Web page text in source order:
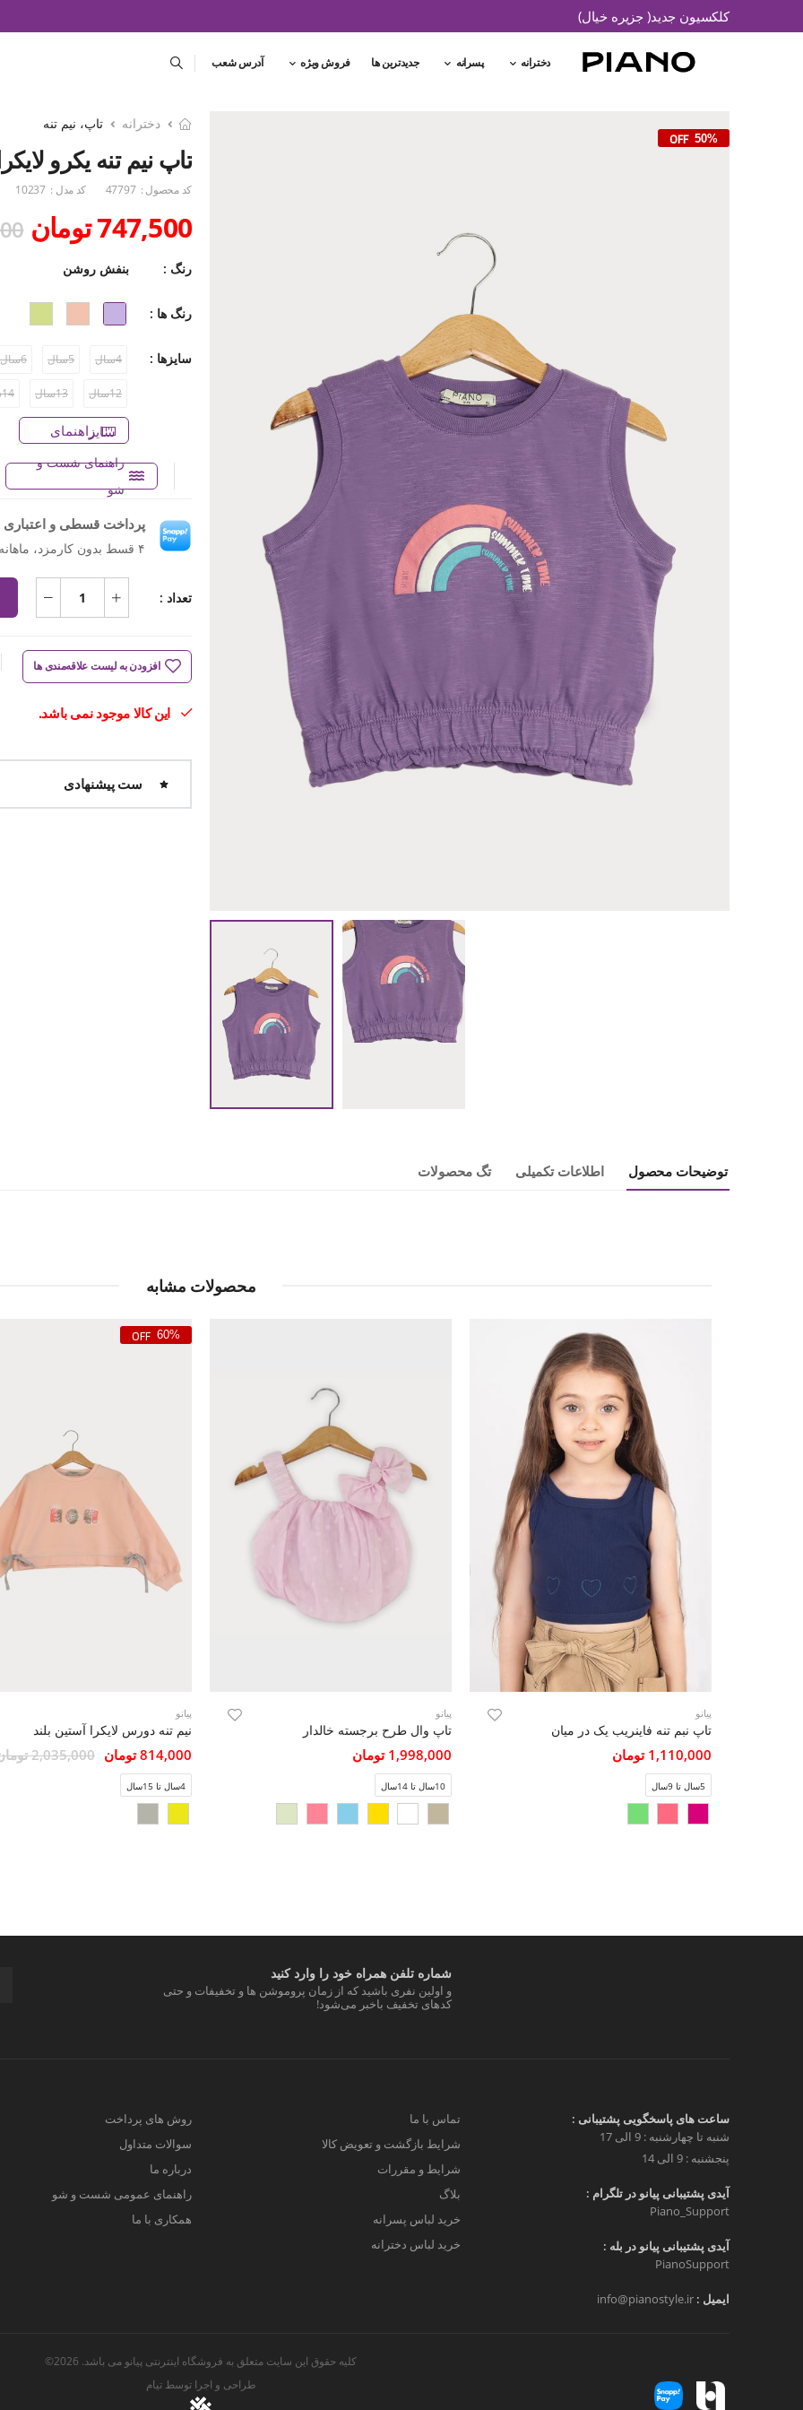
کلکسیون جدید( جزیره خیال)
دخترانه پسرانه جدیدترین ها فروش ویژه آدرس شعب
50%
دخترانه تاپ، نیم تنه
تاپ نیم تنه یکرو
کد محصول : 47797 کد مدل : 10237
747,500 تومان
رنگ : بنفش روشن
رنگ ها :
سایزها : 4سال 5سال 6سال
12سال 13سال 14سال
راهنمای سایز
راهنمای شست و
شو
پرداخت قسطی و اعتباری
۴ قسط بدون کارمزد، ماهانه ۱۸۶٬۸۷۵ تومان
تعداد :
افزودن به لیست علاقه‌مندی ها
این کالا موجود نمی باشد.
ست پیشنهادی
توضیحات محصول اطلاعات تکمیلی تگ محصولات
محصولات مشابه
پیانو
تاپ نبم تنه فاینریب یک در میان
1,110,000 تومان
5سال تا 9سال
پیانو
تاپ وال طرح برجسته خالدار
1,998,000 تومان
10سال تا 14سال
60%
پیانو
نیم تنه دورس لایکرا آستین بلند
814,000 تومان 2,035,000 تومان
4سال تا 15سال
شماره تلفن همراه خود را وارد کنید
و اولین نفری باشید که از زمان پروموشن ها و تخفیفات و حتی
کدهای تخفیف باخبر می‌شود!
ساعت های پاسخگویی پشتیبانی :
شنبه تا چهارشنبه : 9 الی 17
پنجشنبه : 9 الی 14
آیدی پشتیبانی پیانو در تلگرام :
Piano_Support
آیدی پشتیبانی پیانو در بله :
PianoSupport
ایمیل : info@pianostyle.ir
تماس با ما
شرایط بازگشت و تعویض کالا
شرایط و مقررات
بلاگ
خرید لباس پسرانه
خرید لباس دخترانه
روش های پرداخت
سوالات متداول
درباره ما
راهنمای عمومی شست و شو
همکاری با ما
کلیه حقوق این سایت متعلق به فروشگاه اینترنتی پیانو می باشد. 2026©
طراحی و اجرا توسطتیام